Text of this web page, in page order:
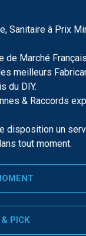
Sanitaire à Prix
de Marché
meilleurs
du DIY.
& Raccords
disposition un
tout moment.
& PICK